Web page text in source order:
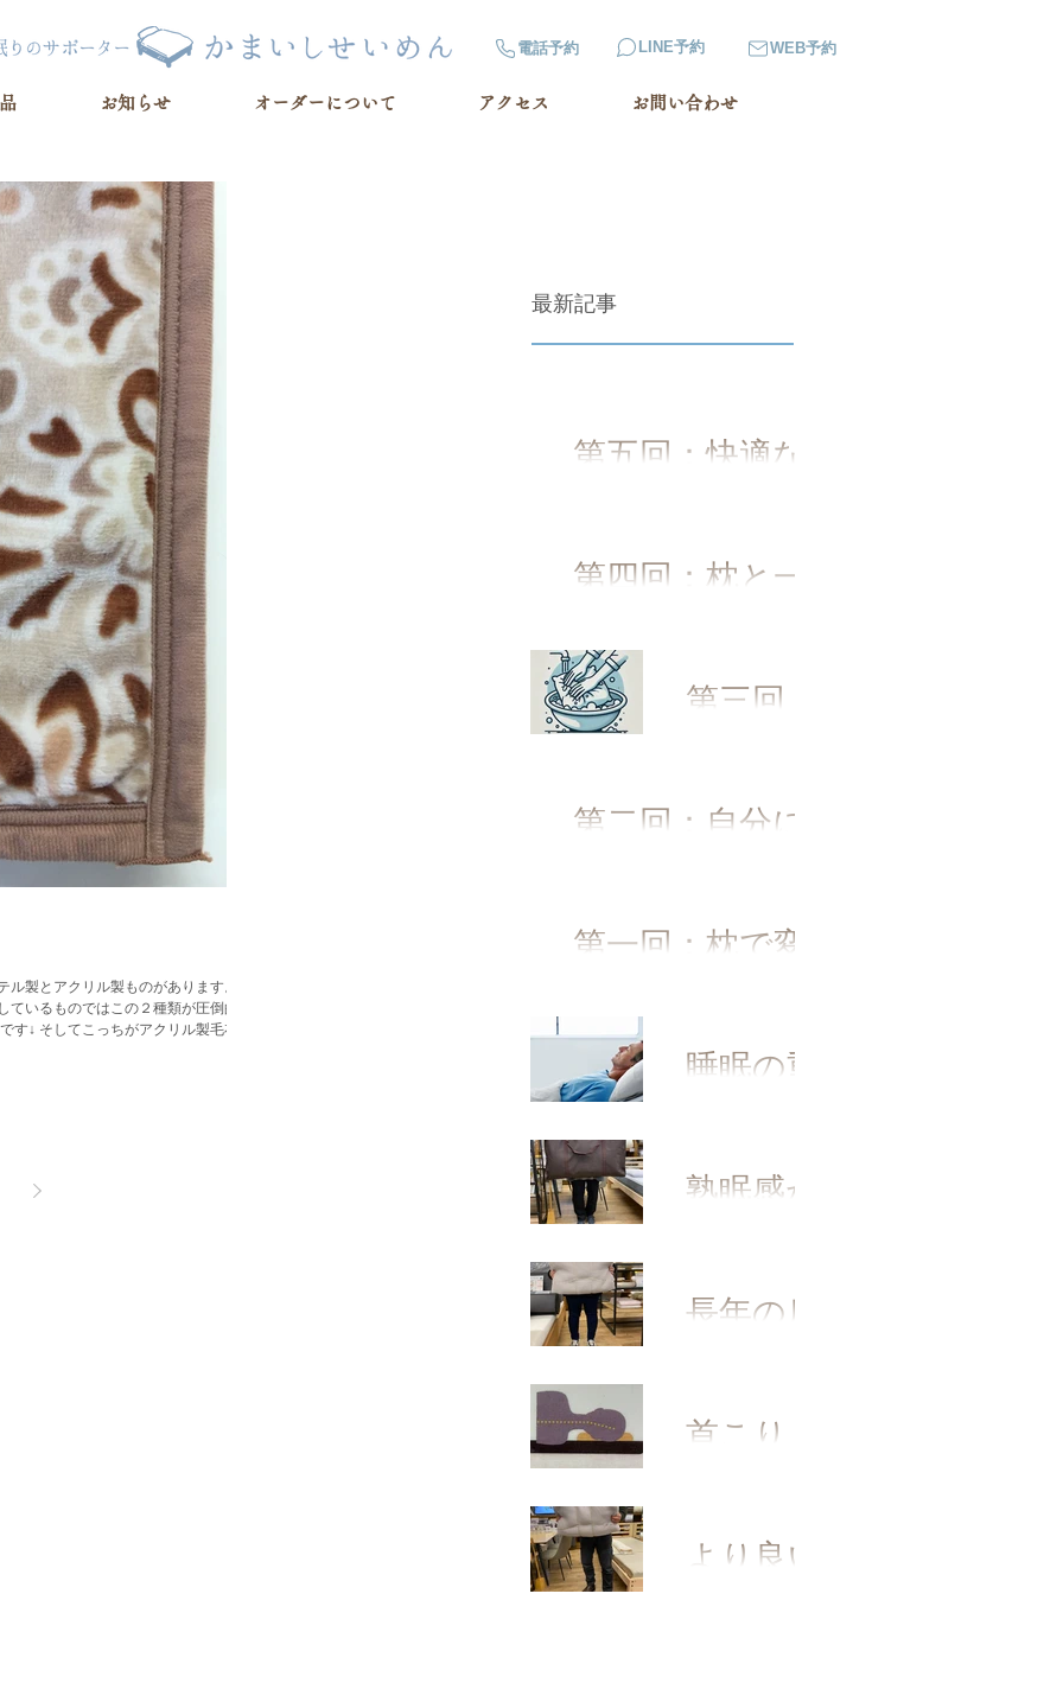
電話予約 LINE予約 WEB予約
お知らせ オーダーについて アクセス お問い合わせ
製とアクリル製ものがあります。
いるものではこの２種類が圧倒的で
す↓ そしてこっちがアクリル製毛布で
最新記事
第五回：快適な
第四回：枕と一
い快適な寝具選
び
第三回：
と交換の
グを知ろ
第二回：自分に
第一回：枕で変
を見直そう！
睡眠の重
熟眠感が
長年の肩
首こり、
より良い